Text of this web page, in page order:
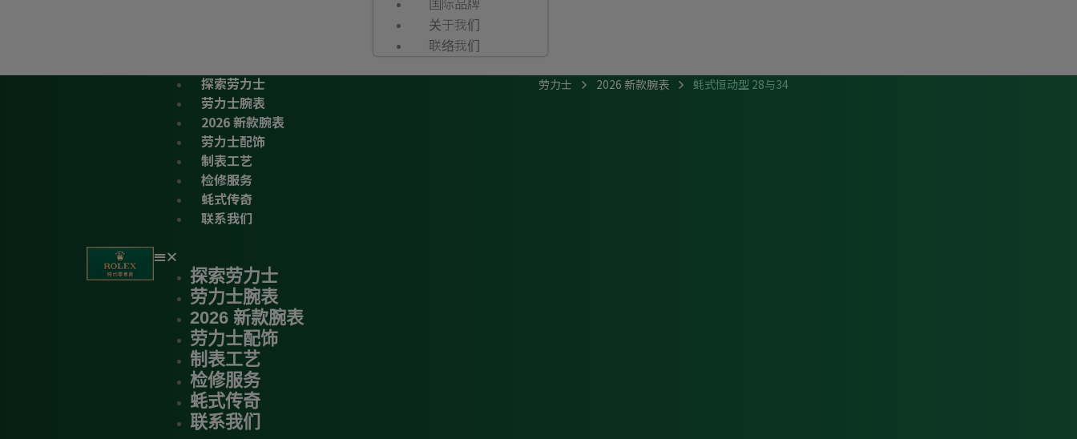
关于我们
联络我们
探索劳力士
劳力士腕表
2026 新款腕表
劳力士配饰
制表工艺
检修服务
蚝式传奇
联系我们
探索劳力士
劳力士腕表
2026 新款腕表
劳力士配饰
制表工艺
检修服务
蚝式传奇
联系我们
劳力士 2026 新款腕表 蚝式恒动型 28与34